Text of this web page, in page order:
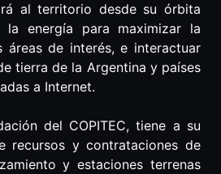
al territorio desde su órbita
energía para maximizar la
áreas de interés, e interactuar
tierra de la Argentina y países
a Internet.
del COPITEC, tiene a su
recursos y contrataciones de
y estaciones terrenas